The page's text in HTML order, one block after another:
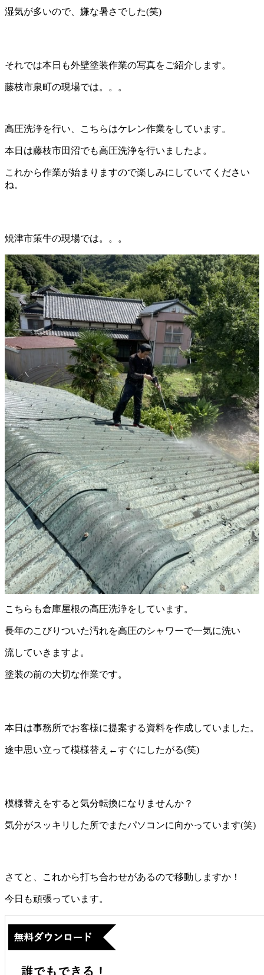
湿気が多いので、嫌な暑さでした(笑)
それでは本日も外壁塗装作業の写真をご紹介します。
藤枝市泉町の現場では。。。
高圧洗浄を行い、こちらはケレン作業をしています。
本日は藤枝市田沼でも高圧洗浄を行いましたよ。
これから作業が始まりますので楽しみにしていてください
ね。
焼津市策牛の現場では。。。
こちらも倉庫屋根の高圧洗浄をしています。
長年のこびりついた汚れを高圧のシャワーで一気に洗い
流していきますよ。
塗装の前の大切な作業です。
本日は事務所でお客様に提案する資料を作成していました。
途中思い立って模様替え←すぐにしたがる(笑)
模様替えをすると気分転換になりませんか？
気分がスッキリした所でまたパソコンに向かっています(笑)
さてと、これから打ち合わせがあるので移動しますか！
今日も頑張っています。